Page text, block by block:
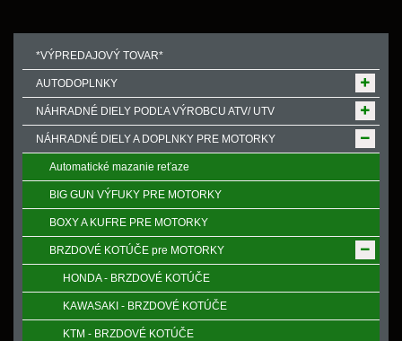
*VÝPREDAJOVÝ TOVAR*
AUTODOPLNKY
NÁHRADNÉ DIELY PODĽA VÝROBCU ATV/ UTV
NÁHRADNÉ DIELY A DOPLNKY PRE MOTORKY
Automatické mazanie reťaze
BIG GUN VÝFUKY PRE MOTORKY
BOXY A KUFRE PRE MOTORKY
BRZDOVÉ KOTÚČE pre MOTORKY
HONDA - BRZDOVÉ KOTÚČE
KAWASAKI - BRZDOVÉ KOTÚČE
KTM - BRZDOVÉ KOTÚČE